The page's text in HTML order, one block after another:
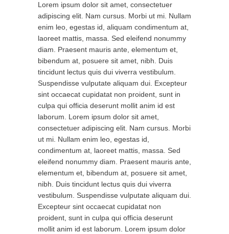
Lorem ipsum dolor sit amet, consectetuer
adipiscing elit. Nam cursus. Morbi ut mi. Nullam
enim leo, egestas id, aliquam condimentum at,
laoreet mattis, massa. Sed eleifend nonummy
diam. Praesent mauris ante, elementum et,
bibendum at, posuere sit amet, nibh. Duis
tincidunt lectus quis dui viverra vestibulum.
Suspendisse vulputate aliquam dui. Excepteur
sint occaecat cupidatat non proident, sunt in
culpa qui officia deserunt mollit anim id est
laborum. Lorem ipsum dolor sit amet,
consectetuer adipiscing elit. Nam cursus. Morbi
ut mi. Nullam enim leo, egestas id,
condimentum at, laoreet mattis, massa. Sed
eleifend nonummy diam. Praesent mauris ante,
elementum et, bibendum at, posuere sit amet,
nibh. Duis tincidunt lectus quis dui viverra
vestibulum. Suspendisse vulputate aliquam dui.
Excepteur sint occaecat cupidatat non
proident, sunt in culpa qui officia deserunt
mollit anim id est laborum. Lorem ipsum dolor